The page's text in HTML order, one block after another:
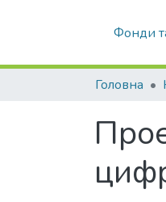
Фонди
Головна